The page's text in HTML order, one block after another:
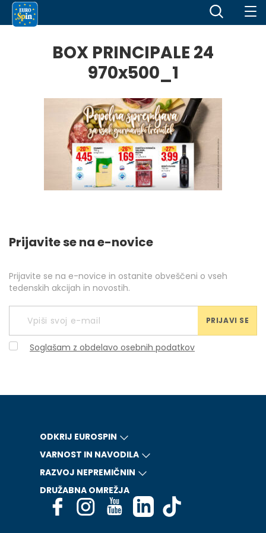
BOX PRINCIPALE 24
970x500_1
Prijavite se na e-novice
Prijavite se na e-novice in ostanite obveščeni o vseh
tedenskih akcijah in novostih.
PRIJAVI SE
Soglašam z obdelavo osebnih podatkov
ODKRIJ EUROSPIN
VARNOST IN NAVODILA
RAZVOJ NEPREMIČNIN
DRUŽABNA OMREŽJA